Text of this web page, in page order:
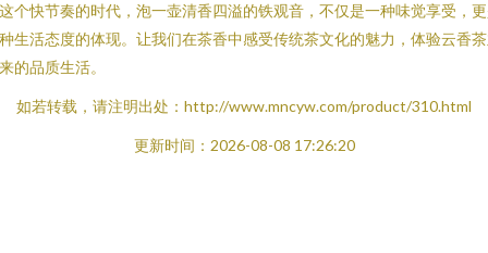
个快节奏的时代，泡一壶清香四溢的铁观音，不仅是一种味觉享受，
生活态度的体现。让我们在茶香中感受传统茶文化的魅力，体验云香
的品质生活。
如若转载，请注明出处：http://www.mncyw.com/product/310.html
更新时间：2026-08-08 17:26:20